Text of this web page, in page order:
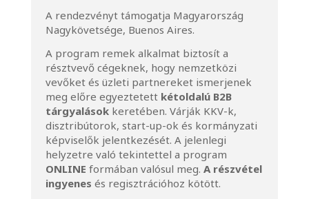
A rendezvényt támogatja Magyarország
Nagykövetsége, Buenos Aires.
A program remek alkalmat biztosít a
résztvevő cégeknek, hogy nemzetközi
vevőket és üzleti partnereket ismerjenek
meg előre egyeztetett kétoldalú B2B
tárgyalásokkeretében. Várják KKV-k,
disztribútorok, start-up-ok és kormányzati
képviselők jelentkezését. A jelenlegi
helyzetre való tekintettel a program
ONLINE formában valósul meg. A részvétel
ingyenes és regisztrációhoz kötött.